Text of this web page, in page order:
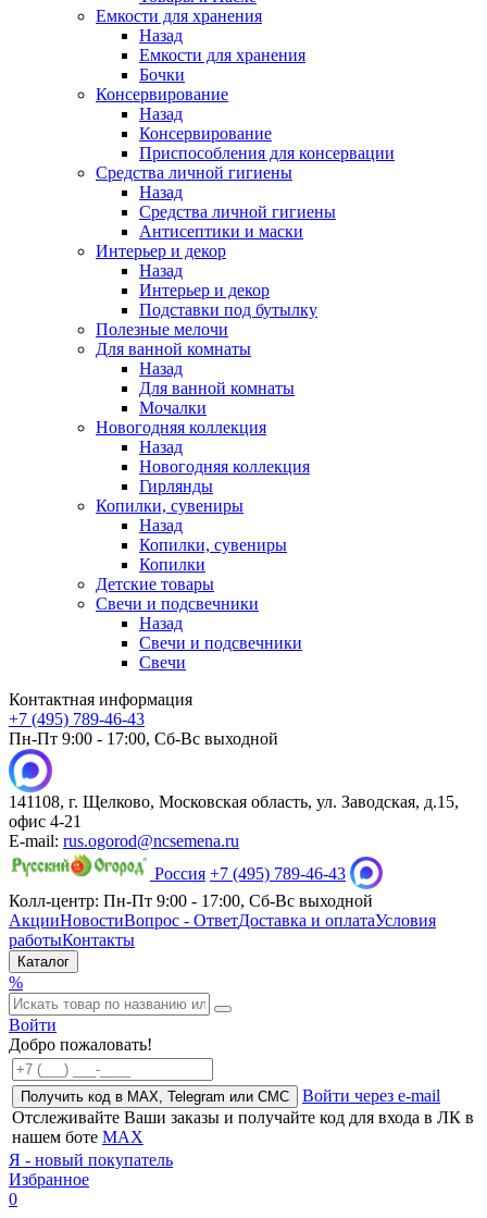
Емкости для хранения
Назад
Емкости для хранения
Бочки
Консервирование
Назад
Консервирование
Приспособления для консервации
Средства личной гигиены
Назад
Средства личной гигиены
Антисептики и маски
Интерьер и декор
Назад
Интерьер и декор
Подставки под бутылку
Полезные мелочи
Для ванной комнаты
Назад
Для ванной комнаты
Мочалки
Новогодняя коллекция
Назад
Новогодняя коллекция
Гирлянды
Копилки, сувениры
Назад
Копилки, сувениры
Копилки
Детские товары
Свечи и подсвечники
Назад
Свечи и подсвечники
Свечи
Контактная информация
+7 (495) 789-46-43
Пн-Пт 9:00 - 17:00, Сб-Вс выходной
141108, г. Щелково, Московская область, ул. Заводская, д.15,
офис 4-21
E-mail: rus.ogorod@ncsemena.ru
Россия +7 (495) 789-46-43
Колл-центр: Пн-Пт 9:00 - 17:00, Сб-Вс выходной
АкцииНовостиВопрос - ОтветДоставка и оплатаУсловия
работыКонтакты
Каталог
%
Войти
Добро пожаловать!
Получить код в MAX, Telegram или СМС
Войти через e-mail
Отслеживайте Ваши заказы и получайте код для входа в ЛК в
нашем боте MAX
Я - новый покупатель
Избранное
0